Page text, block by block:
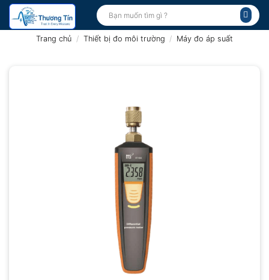
Bỏ
qua
Tìm
kiếm:
Trang chủ / Thiết bị đo môi trường / Máy đo áp suất